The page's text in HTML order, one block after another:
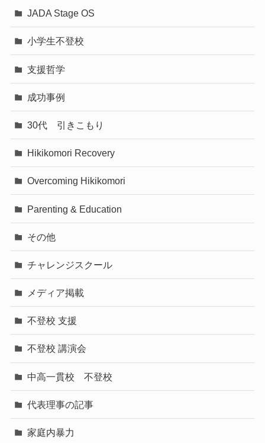
JADA Stage OS
小学生不登校
支援哲学
成功事例
30代 引きこもり
Hikikomori Recovery
Overcoming Hikikomori
Parenting & Education
その他
チャレンジスクール
メディア掲載
不登校 支援
不登校 講演会
中高一貫校 不登校
代表理事の記事
家庭内暴力